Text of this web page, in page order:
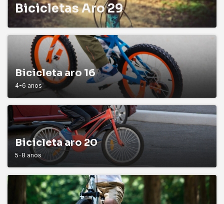
Bicicletas Aro 29
Bicicleta aro 16
4-6 anos
Bicicleta aro 20
5-8 anos